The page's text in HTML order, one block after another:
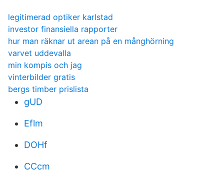
legitimerad optiker karlstad
investor finansiella rapporter
hur man räknar ut arean på en månghörning
varvet uddevalla
min kompis och jag
vinterbilder gratis
bergs timber prislista
gUD
Eflm
DOHf
CCcm